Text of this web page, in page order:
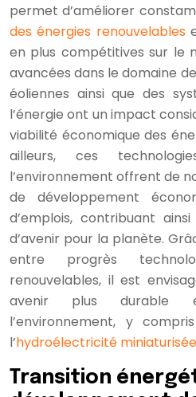
permet d’améliorer
des énergies renouvelables
en plus compétitives sur le
avancées dans le domaine
éoliennes ainsi que des
l’énergie ont un impact
viabilité économique des
ailleurs, ces
l’environnement offrent de
de développement
d’emplois, contribuant
d’avenir pour la planète.
entre progrès
renouvelables, il est
avenir plus durable
l’environnement, y
l’hydroélectricité miniaturisée
Transition